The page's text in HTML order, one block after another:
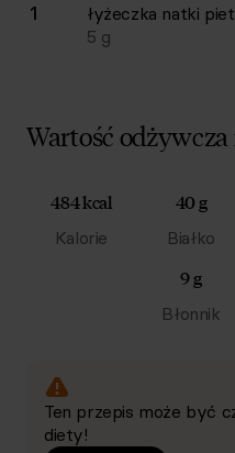
1
łyżeczka natki
5 g
Wartość odżywcza
484 kcal
Kalorie
40 g
Białko
9 g
Błonnik
Ten przepis może być
diety!